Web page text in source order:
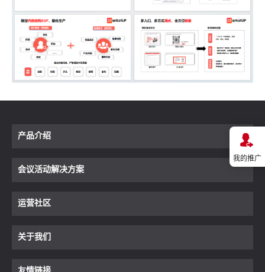

我的推广
产品介绍
会议活动解决方案
运营社区
关于我们